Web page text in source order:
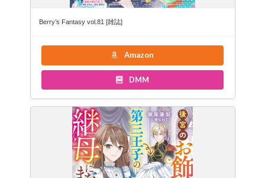
Berry’s Fantasy vol.81 [雑誌]
Amazon
DMM